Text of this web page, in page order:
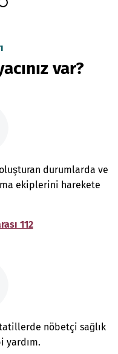
var?
durumlarda ve
ekiplerini harekete
112
nöbetçi sağlık
yardım.